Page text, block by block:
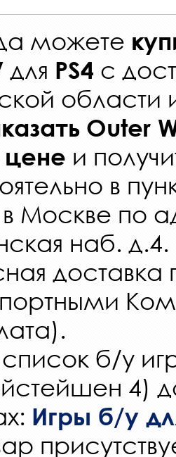
можете
для PS4 с
области
Outer
и
в
в Москве по
наб. д.4.
б/у
4)
Игры б/у